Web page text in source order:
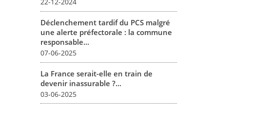
Déclenchement tardif du PCS malgré
une alerte préfectorale : la commune
responsable...
07-06-2025
La France serait-elle en train de
devenir inassurable ?...
03-06-2025